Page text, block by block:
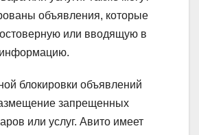
объявления, которые
или вводящую в
блокировки объявлений
запрещенных
или услуг. Авито имеет